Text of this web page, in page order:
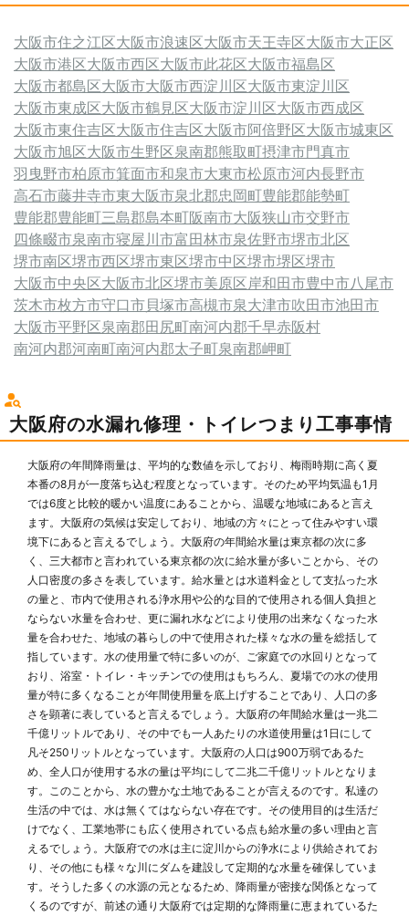
大阪市住之江区大阪市浪速区大阪市天王寺区大阪市大正区
大阪市港区大阪市西区大阪市此花区大阪市福島区
大阪市都島区大阪市大阪市西淀川区大阪市東淀川区
大阪市東成区大阪市鶴見区大阪市淀川区大阪市西成区
大阪市東住吉区大阪市住吉区大阪市阿倍野区大阪市城東区
大阪市旭区大阪市生野区泉南郡熊取町摂津市門真市
羽曳野市柏原市箕面市和泉市大東市松原市河内長野市
高石市藤井寺市東大阪市泉北郡忠岡町豊能郡能勢町
豊能郡豊能町三島郡島本町阪南市大阪狭山市交野市
四條畷市泉南市寝屋川市富田林市泉佐野市堺市北区
堺市南区堺市西区堺市東区堺市中区堺市堺区堺市
大阪市中央区大阪市北区堺市美原区岸和田市豊中市八尾市
茨木市枚方市守口市貝塚市高槻市泉大津市吹田市池田市
大阪市平野区泉南郡田尻町南河内郡千早赤阪村
南河内郡河南町南河内郡太子町泉南郡岬町
大阪府の水漏れ修理・トイレつまり工事事情
大阪府の年間降雨量は、平均的な数値を示しており、梅雨時期に高く夏
本番の8月が一度落ち込む程度となっています。そのため平均気温も1月
では6度と比較的暖かい温度にあることから、温暖な地域にあると言え
ます。大阪府の気候は安定しており、地域の方々にとって住みやすい環
境下にあると言えるでしょう。大阪府の年間給水量は東京都の次に多
く、三大都市と言われている東京都の次に給水量が多いことから、その
人口密度の多さを表しています。給水量とは水道料金として支払った水
の量と、市内で使用される浄水用や公的な目的で使用される個人負担と
ならない水量を合わせ、更に漏れ水などにより使用の出来なくなった水
量を合わせた、地域の暮らしの中で使用された様々な水の量を総括して
指しています。水の使用量で特に多いのが、ご家庭での水回りとなって
おり、浴室・トイレ・キッチンでの使用はもちろん、夏場での水の使用
量が特に多くなることが年間使用量を底上げすることであり、人口の多
さを顕著に表していると言えるでしょう。大阪府の年間給水量は一兆二
千億リットルであり、その中でも一人あたりの水道使用量は1日にして
凡そ250リットルとなっています。大阪府の人口は900万弱であるた
め、全人口が使用する水の量は平均にして二兆二千億リットルとなりま
す。このことから、水の豊かな土地であることが言えるのです。私達の
生活の中では、水は無くてはならない存在です。その使用目的は生活だ
けでなく、工業地帯にも広く使用されている点も給水量の多い理由と言
えるでしょう。大阪府での水は主に淀川からの浄水により供給されてお
り、その他にも様々な川にダムを建設して定期的な水量を確保していま
す。そうした多くの水源の元となるため、降雨量が密接な関係となって
くるのですが、前述の通り大阪府では定期的な降雨量に恵まれているた